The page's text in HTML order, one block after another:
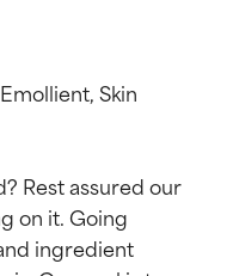
Skin
Rest assured our
on it. Going
ingredient